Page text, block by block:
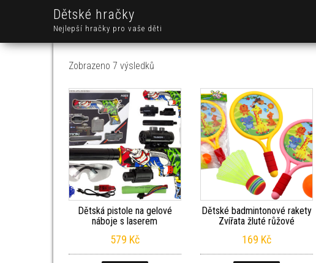
Dětské hračky
Nejlepší hračky pro vaše děti
Zobrazeno 7 výsledků
Dětská pistole na gelové
náboje s laserem
579 Kč
Dětské badmintonové rakety
Zvířata žluté růžové
169 Kč